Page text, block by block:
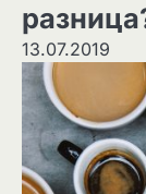
13.07.2019